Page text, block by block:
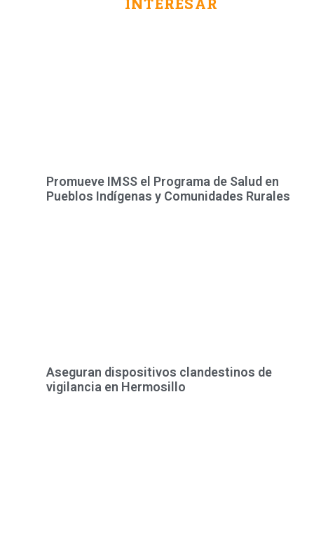
INTERESAR
Promueve IMSS el Programa de Salud en
Pueblos Indígenas y Comunidades Rurales
Aseguran dispositivos clandestinos de
vigilancia en Hermosillo